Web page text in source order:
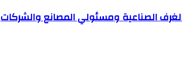
الصناعية ومسئولي المصانع والشركات